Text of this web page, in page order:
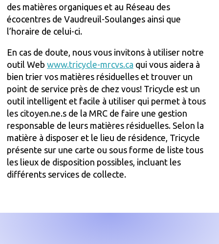
des matières organiques et au Réseau des
écocentres de Vaudreuil-Soulanges ainsi que
l’horaire de celui-ci.
En cas de doute, nous vous invitons à utiliser notre
outil Web www.tricycle-mrcvs.ca qui vous aidera à
bien trier vos matières résiduelles et trouver un
point de service près de chez vous! Tricycle est un
outil intelligent et facile à utiliser qui permet à tous
les citoyen.ne.s de la MRC de faire une gestion
responsable de leurs matières résiduelles. Selon la
matière à disposer et le lieu de résidence, Tricycle
présente sur une carte ou sous forme de liste tous
les lieux de disposition possibles, incluant les
différents services de collecte.